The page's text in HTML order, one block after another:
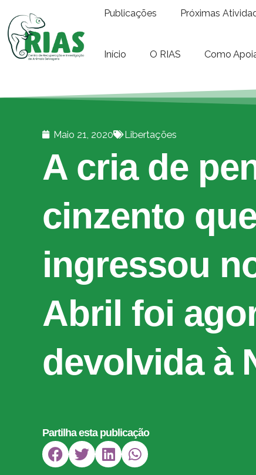
Publicações Próximas
Início O RIAS Como
Maio 21, 2020 Libertações
A cria de
cinzento
ingressou
Abril foi
devolvida à
Partilha esta publicação